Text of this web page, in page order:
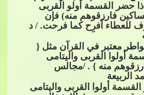
حضر القسمة أولو القربى
فارزقوهم منه) فإن
للعطاء أفرِح كما فرحت. / د
معتبر في​​ القرآن مثل {
أولوا القربى واليتامى
منه } . /مجالس
الربيعة
أولوا القربى واليتامى